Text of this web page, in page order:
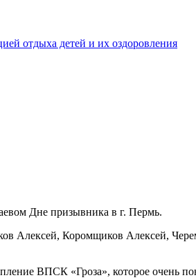
отдыха детей и их оздоровления
Дне призывника в г. Пермь.
Алексей, Коромщиков Алексей,
ВПСК «Гроза», которое очень